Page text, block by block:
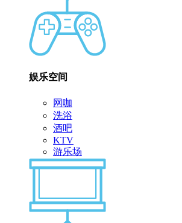
娱乐空间
网咖
洗浴
酒吧
KTV
游乐场